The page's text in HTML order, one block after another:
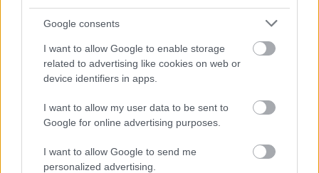
Google consents
I want to allow Google to enable storage
related to advertising like cookies on web or
device identifiers in apps.
I want to allow my user data to be sent to
Google for online advertising purposes.
I want to allow Google to send me
personalized advertising.
SZTÁROK
megvalósult álom